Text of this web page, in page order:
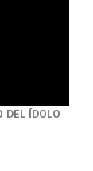
DEL ÍDOLO